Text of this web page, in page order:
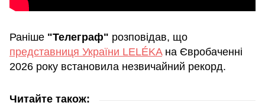
Раніше "Телеграф" розповідав, що
представниця України LELÉKAна Євробаченні
2026 року встановила незвичайний рекорд.
Читайте також: